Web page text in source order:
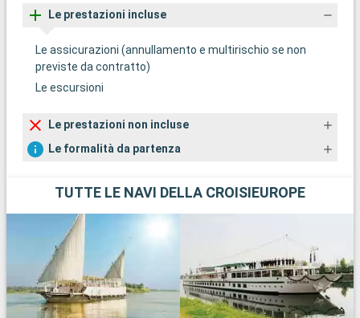
Le prestazioni incluse
Le assicurazioni (annullamento e multirischio se non
previste da contratto)
Le escursioni
Le prestazioni non incluse
Le formalità da partenza
TUTTE LE NAVI DELLA CROISIEUROPE